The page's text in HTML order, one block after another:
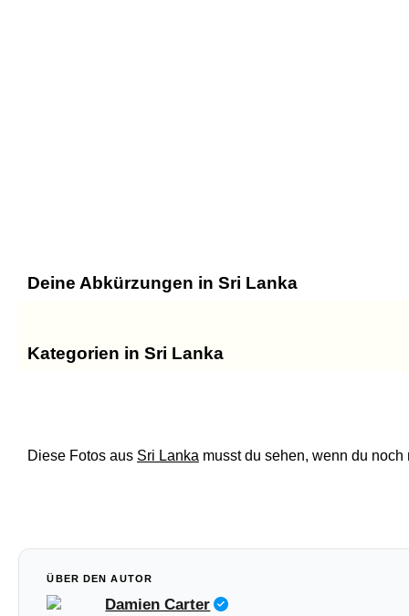
Deine Abkürzungen in Sri Lanka
Kategorien in Sri Lanka
Diese Fotos aus Sri Lanka musst du sehen, wenn du
ÜBER DEN AUTOR
Damien Carter